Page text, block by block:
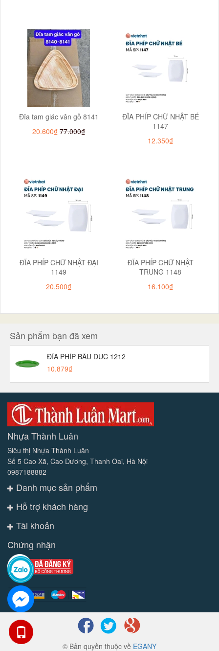
Đĩa tam giác vân gỗ 8141
20.600₫ 77.000₫
ĐĨA PHÍP CHỮ NHẬT BÉ
1147
12.350₫
ĐĨA PHÍP CHỮ NHẬT ĐẠI
1149
20.500₫
ĐĨA PHÍP CHỮ NHẬT
TRUNG 1148
16.100₫
Sản phẩm bạn đã xem
ĐĨA PHÍP BẦU DỤC 1212
10.879₫
Nhựa Thành Luân
Siêu thị Nhựa Thành Luân
Số 5 Cao Xã, Cao Dương, Thanh Oai, Hà Nội
0987188882
Danh mục sản phẩm
Hỗ trợ khách hàng
Tài khoản
Chứng nhận
© Bản quyền thuộc về EGANY